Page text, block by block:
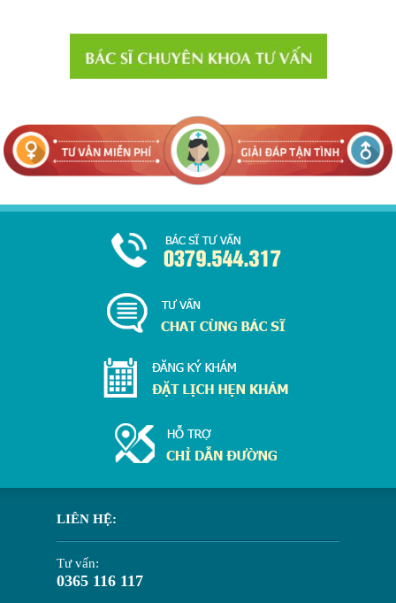
LIÊN HỆ:
Tư vấn:
0365 116 117